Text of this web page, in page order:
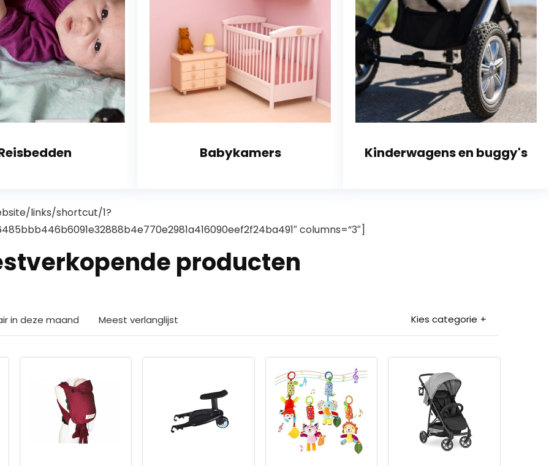
Babykamers Kinderwagens en buggy's
links/shortcut/1?
columns=”3″]
producten
in deze maand Meest verlanglijst Kies categorie